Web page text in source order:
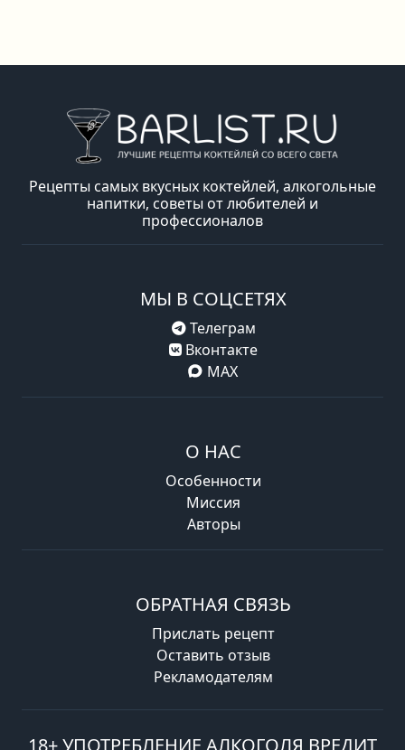
Рецепты самых вкусных коктейлей, алкогольные
напитки, советы от любителей и
профессионалов
МЫ В СОЦСЕТЯХ
Телеграм
Вконтакте
MAX
О НАС
Особенности
Миссия
Авторы
ОБРАТНАЯ СВЯЗЬ
Прислать рецепт
Оставить отзыв
Рекламодателям
18+ УПОТРЕБЛЕНИЕ АЛКОГОЛЯ ВРЕДИТ